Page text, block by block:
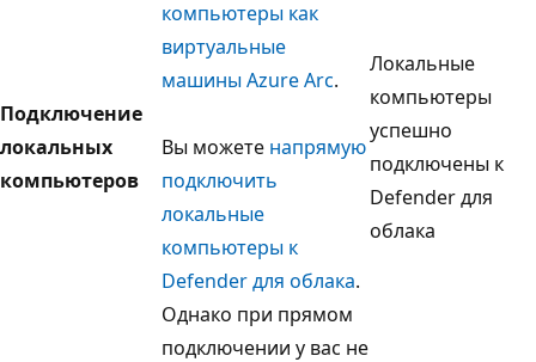
Подключение
локальных
компьютеров
компьютеры как
виртуальные
машины Azure Arc.
Вы можете напрямую
подключить
локальные
компьютеры к
Defender для облака.
Однако при прямом
подключении у вас не
Локальные
компьютеры
успешно
подключены к
Defender для
облака